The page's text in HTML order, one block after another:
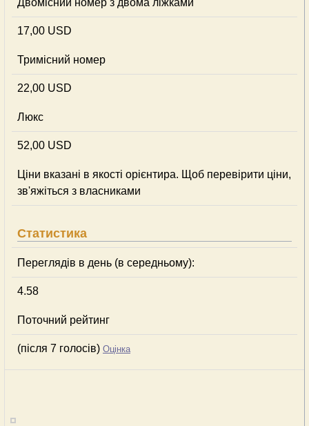
Двомісний номер з двома ліжками
17,00 USD
Тримісний номер
22,00 USD
Люкс
52,00 USD
Ціни вказані в якості орієнтира. Щоб перевірити ціни,
зв'яжіться з власниками
Статистика
Переглядів в день (в середньому):
4.58
Поточний рейтинг
(після 7 голосів) Оцінка